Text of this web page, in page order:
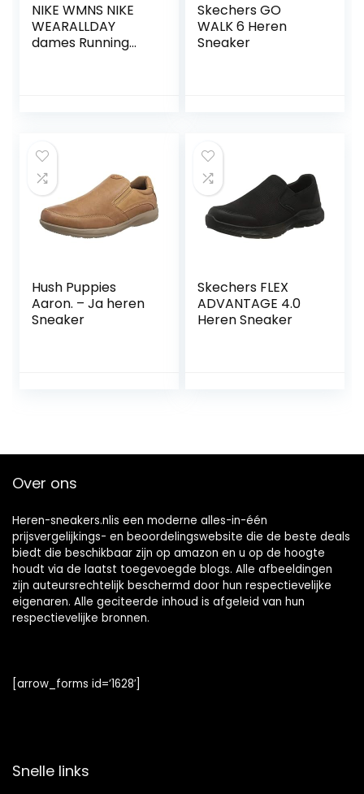
NIKE WMNS NIKE
WEARALLDAY
dames Running
Skechers GO
WALK 6 Heren
Sneaker
Hush Puppies
Aaron. – Ja heren
Sneaker
Skechers FLEX
ADVANTAGE 4.0
Heren Sneaker
Over ons
Heren-sneakers.nlis een moderne alles-in-één
prijsvergelijkings- en beoordelingswebsite die de beste deals
biedt die beschikbaar zijn op amazon en u op de hoogte
houdt via de laatst toegevoegde blogs. Alle afbeeldingen
zijn auteursrechtelijk beschermd door hun respectievelijke
eigenaren. Alle geciteerde inhoud is afgeleid van hun
respectievelijke bronnen.
[arrow_forms id=’1628′]
Snelle links